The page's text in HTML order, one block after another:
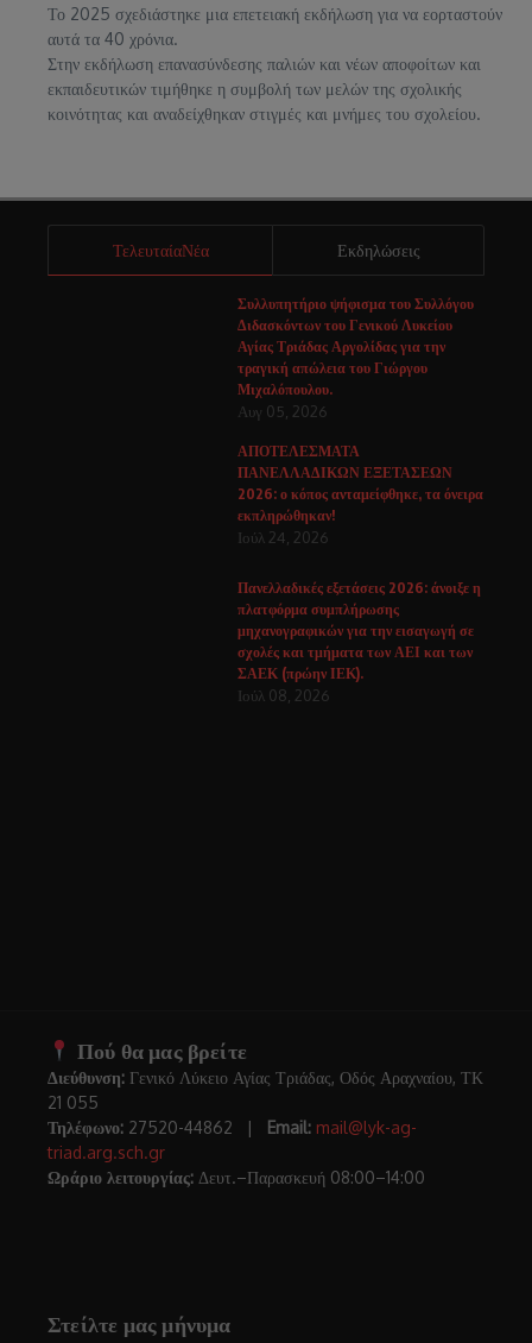
Το 2025 σχεδιάστηκε μια επετειακή εκδήλωση για να εορταστούν
αυτά τα 40 χρόνια.
Στην εκδήλωση επανασύνδεσης παλιών και νέων αποφοίτων και
εκπαιδευτικών τιμήθηκε η συμβολή των μελών της σχολικής
κοινότητας και αναδείχθηκαν στιγμές και μνήμες του σχολείου.
ΤελευταίαΝέα Εκδηλώσεις
Συλλυπητήριο ψήφισμα του Συλλόγου
Διδασκόντων του Γενικού Λυκείου
Αγίας Τριάδας Αργολίδας για την
τραγική απώλεια του Γιώργου
Μιχαλόπουλου.
Αυγ 05, 2026
ΑΠΟΤΕΛΕΣΜΑΤΑ
ΠΑΝΕΛΛΑΔΙΚΩΝ ΕΞΕΤΑΣΕΩΝ
2026: ο κόπος ανταμείφθηκε, τα όνειρα
εκπληρώθηκαν!
Ιούλ 24, 2026
Πανελλαδικές εξετάσεις 2026: άνοιξε η
πλατφόρμα συμπλήρωσης
μηχανογραφικών για την εισαγωγή σε
σχολές και τμήματα των ΑΕΙ και των
ΣΑΕΚ (πρώην ΙΕΚ).
Ιούλ 08, 2026
Πού θα μας βρείτε
Διεύθυνση: Γενικό Λύκειο Αγίας Τριάδας, Οδός Αραχναίου, ΤΚ
21 055
Τηλέφωνο: 27520-44862 | Email: mail@lyk-ag-
triad.arg.sch.gr
Ωράριο λειτουργίας: Δευτ.–Παρασκευή 08:00–14:00
Στείλτε μας μήνυμα